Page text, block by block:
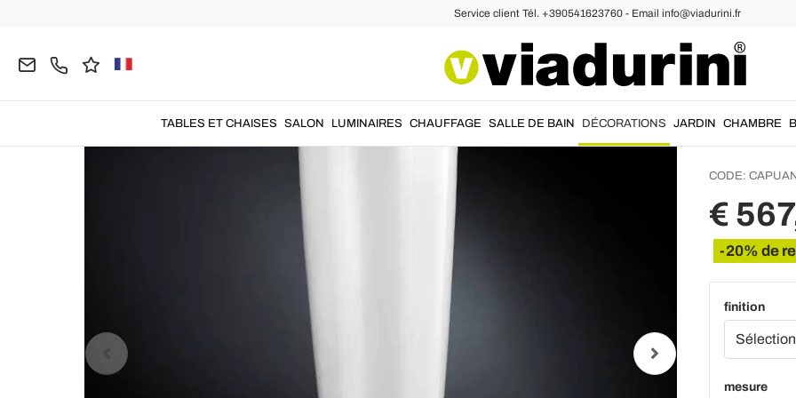
Service client Tél. +390541623760 - Email info@viadurini.fr
TABLES ET CHAISES SALON LUMINAIRES CHAUFFAGE SALLE DE BAIN DÉCORATIONS JARDIN CHAMBRE
Grand
Made
CODE:
€
-20% de
finition
mesure